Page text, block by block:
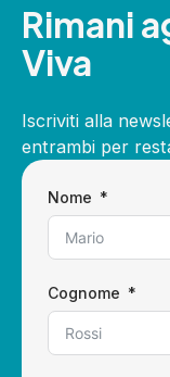
Rimani
Viva
Iscriviti alla
entrambi per
Nome
Cognome